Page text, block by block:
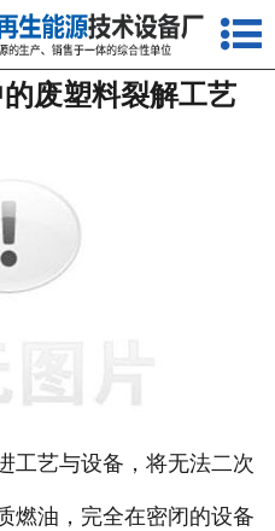
网站首页
关于我们
资质荣誉
联系我们
废塑料裂解工艺
工艺与设备，将无法二次
燃油，完全在密闭的设备